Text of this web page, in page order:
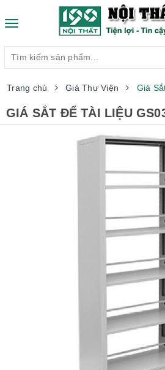
Toggle
Trang chủ Giá Thư Viện Giá
GIÁ SẮT ĐỂ TÀI LIỆU